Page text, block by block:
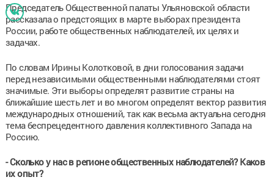
Председатель Общественной палаты Ульяновской области
рассказала о предстоящих в марте выборах президента
России, работе общественных наблюдателей, их целях и
задачах.
По словам Ирины Колотковой, в дни голосования задачи
перед независимыми общественными наблюдателями стоят
значимые. Эти выборы определят развитие страны на
ближайшие шесть лет и во многом определят вектор развития
международных отношений, так как весьма актуальна сегодня
тема беспрецедентного давления коллективного Запада на
Россию.
- Сколько у нас в регионе общественных наблюдателей? Каков
их опыт?